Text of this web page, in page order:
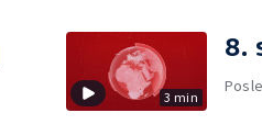
3 min
8.